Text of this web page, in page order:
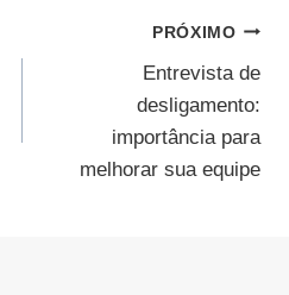
PRÓXIMO
Entrevista de
desligamento:
importância para
melhorar sua equipe